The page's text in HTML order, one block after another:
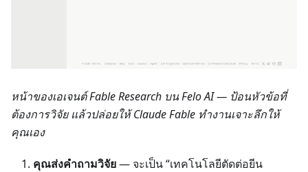
หน้าของเอเจนต์ Fable Research บน Felo AI — ป้อนหัวข้อที่
ต้องการวิจัย แล้วปล่อยให้ Claude Fable ทำงานเจาะลึกให้
คุณเอง
คุณส่งคำถามวิจัย— จะเป็น “เทคโนโลยีตัดต่อยีน